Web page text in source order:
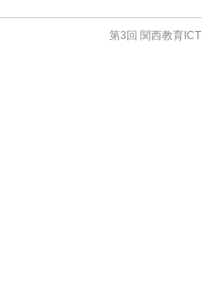
第3回 関西教育